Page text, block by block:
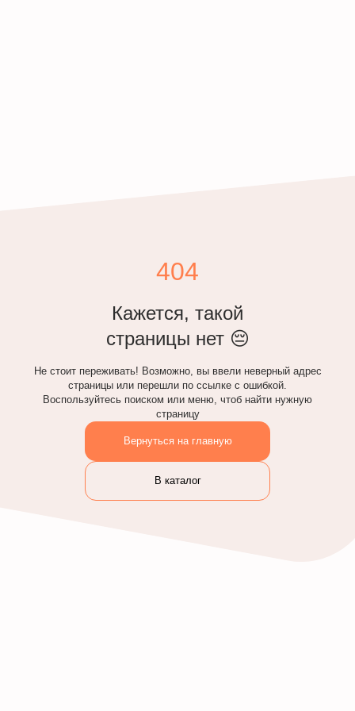
404
Кажется, такой
страницы нет 😔
Не стоит переживать! Возможно, вы ввели неверный адрес
страницы или перешли по ссылке с ошибкой.
Воспользуйтесь поиском или меню, чтоб найти нужную
страницу
Вернуться на главную
В каталог